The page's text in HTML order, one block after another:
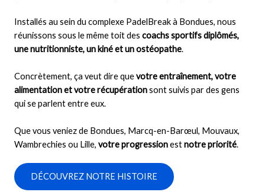
Installés au sein du complexe PadelBreak à Bondues, nous
réunissons sous le même toit des coachs sportifs diplômés,
une nutritionniste, un kiné et un ostéopathe.
Concrètement, ça veut dire quevotre entraînement, votre
alimentation et votre récupérationsont suivis par des gens
qui se parlent entre eux.
Que vous veniez de Bondues, Marcq-en-Barœul, Mouvaux,
Wambrechies ou Lille, votre progressionestnotre priorité.
DÉCOUVREZ NOTRE HISTOIRE